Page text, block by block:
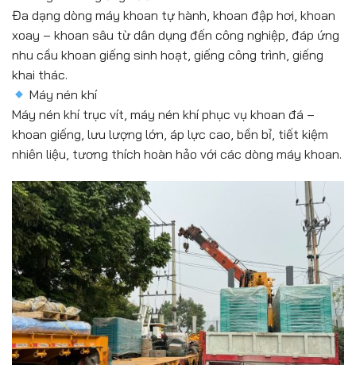
Đa dạng dòng máy khoan tự hành, khoan đập hơi, khoan
xoay – khoan sâu từ dân dụng đến công nghiệp, đáp ứng
nhu cầu khoan giếng sinh hoạt, giếng công trình, giếng
khai thác.
Máy nén khí
Máy nén khí trục vít, máy nén khí phục vụ khoan đá –
khoan giếng, lưu lượng lớn, áp lực cao, bền bỉ, tiết kiệm
nhiên liệu, tương thích hoàn hảo với các dòng máy khoan.